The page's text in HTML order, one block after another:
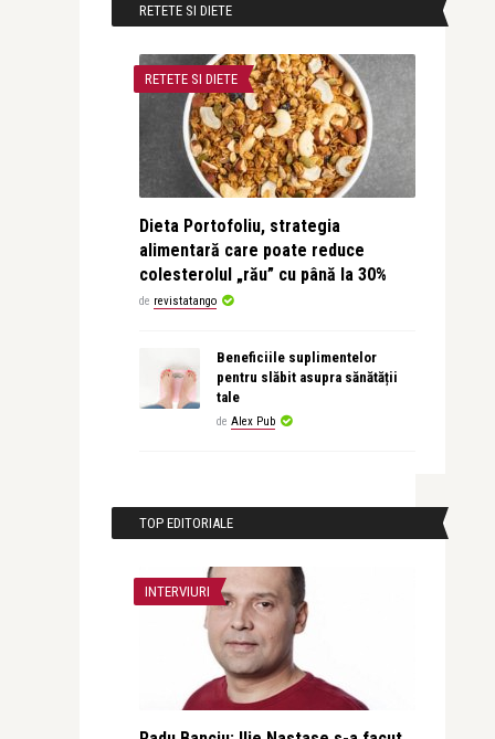
RETETE SI DIETE
RETETE SI DIETE
Dieta Portofoliu, strategia
alimentară care poate reduce
colesterolul „rău” cu până la 30%
de revistatango
Beneficiile suplimentelor
pentru slăbit asupra sănătății
tale
de Alex Pub
TOP EDITORIALE
INTERVIURI